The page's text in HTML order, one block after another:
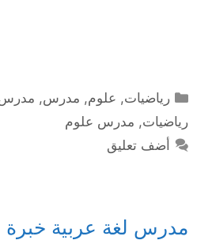
التصنيفات
رياضيات, علوم, مدرس,
رياضيات, مدرس علوم
أضف تعليق
مدرس لغة عربية خبرة